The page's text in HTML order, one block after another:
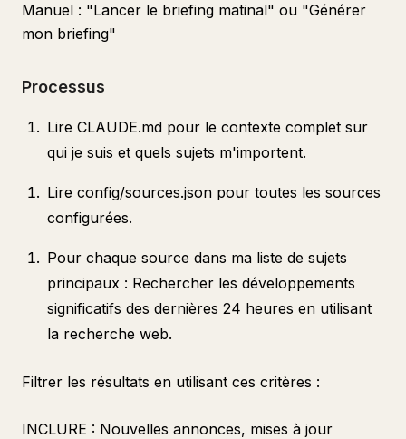
Manuel : "Lancer le briefing matinal" ou "Générer
mon briefing"
Processus
Lire CLAUDE.md pour le contexte complet sur
qui je suis et quels sujets m'importent.
Lire config/sources.json pour toutes les sources
configurées.
Pour chaque source dans ma liste de sujets
principaux : Rechercher les développements
significatifs des dernières 24 heures en utilisant
la recherche web.
Filtrer les résultats en utilisant ces critères :
INCLURE : Nouvelles annonces, mises à jour